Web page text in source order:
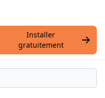
Installer
gratuitement